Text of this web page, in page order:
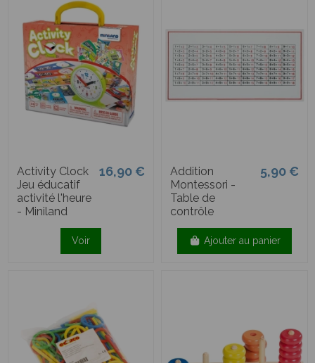
Activity Clock
Jeu éducatif
activité l'heure
- Miniland
16,90 €
Voir
Addition
Montessori -
Table de
contrôle
5,90 €
Ajouter au panier